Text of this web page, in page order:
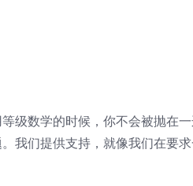
级数学的时候，你不会被抛在
我们提供支持，就像我们在要